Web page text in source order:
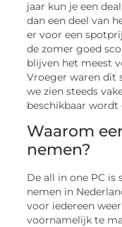
jaar kun je een
dan een deel van
er voor een
de zomer goed
blijven het meest
Vroeger waren dit
we zien steeds
beschikbaar wordt
Waarom
nemen?
De all in one PC is
nemen in
voor iedereen
voornamelijk te